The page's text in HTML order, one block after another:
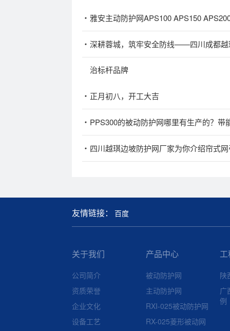
雅安主动防护网APS100 APS150
深耕蓉城，筑牢安全防线——四川成都越
治标杆品牌
正月初八，开工大吉
PPS300的被动防护网哪里有生产的？带
四川越琪边坡防护网厂家为你介绍帘式
友情链接： 百度
关于我们
公司简介
资质荣誉
企业文化
设备工艺
产品中心
被动防护网
主动防护网
RXI-025被动防护网
RX-025菱形被动网
陕
广
例